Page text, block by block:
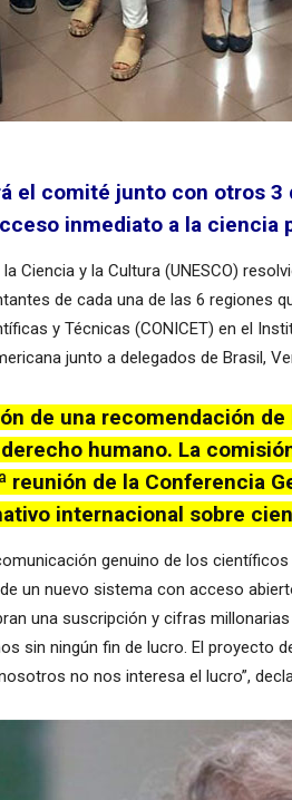
el comité junto con otros
inmediato a la ciencia
Ciencia y la Cultura (UNESCO)
de cada una de las 6 regiones
y Técnicas (CONICET) en el
junto a delegados de Brasil,
de una recomendación de
humano. La
de la Conferencia
internacional sobre
genuino de los
un nuevo sistema con acceso
una suscripción y cifras
sin ningún fin de lucro. El proyecto
no nos interesa el lucro”,